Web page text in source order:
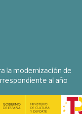
la modernización de
al año